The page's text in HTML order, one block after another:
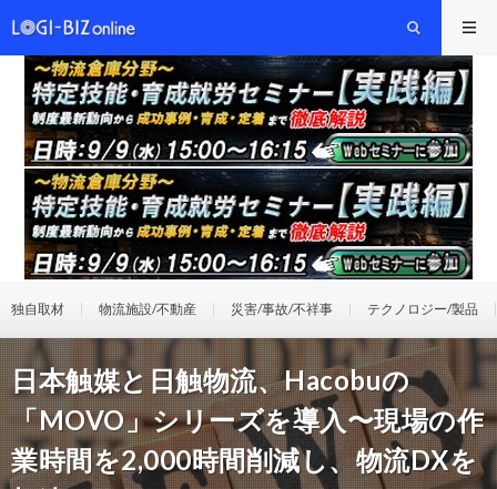
独自取材 物流施設/不動産 災害/事故/不祥事 テクノロジー/製品
​​日本触媒と日触物流、Hacobuの
「MOVO」シリーズを導入​〜現場の作
業時間を2,000時間削減し、物流DXを